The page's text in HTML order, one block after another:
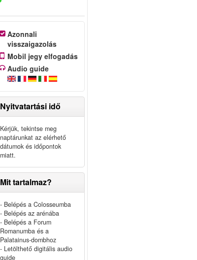
Azonnali
visszaigazolás
Mobil jegy elfogadás
Audio guide
Nyitvatartási idő
Kérjük, tekintse meg
naptárunkat az elérhető
dátumok és időpontok
miatt.
Mit tartalmaz?
- Belépés a Colosseumba
- Belépés az arénába
- Belépés a Forum
Romanumba és a
Palatainus-dombhoz
- Letölthető digitális audio
guide